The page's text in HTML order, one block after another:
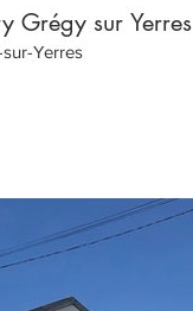
Grégy sur Yerres
Yerres